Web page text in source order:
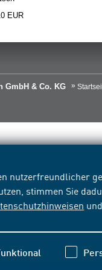
nutzerfreundlicher
stimmen Sie
EUR
GmbH & Co. KG